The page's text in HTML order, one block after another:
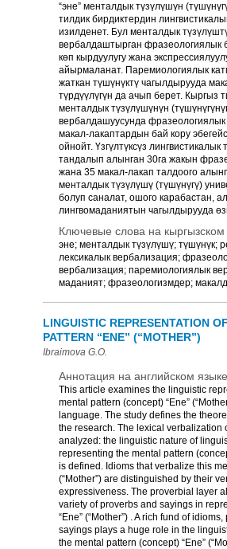
“эне” менталдык түзүлүшүн
тилдик бирдиктердин
изилденет. Бул менталдык
вербалдаштырган фразеологиялык
көп кырдуулугу жана
айырмаланат. Паремиологиялык
жаткан түшүнүктү чагылдырууда
түрдүүлүгүн да ачып берет. Кыргыз
менталдык түзүлүшүнүн
вербалдашуусунда
макал-лакаптардын бай кору
ойнойт. Үзгүлтүксүз
тандалып алынган 30га жакын
жана 35 макал-лакап талдоого
менталдык түзүлүшү (түшүнүгү)
болуп саналат, ошого карабастан,
лингвомаданиятын чагылдырууда
Ключевые слова на кыргызском
эне; менталдык түзүлүшү; түшүнүк;
лексикалык вербализация;
вербализация; паремиологиялык
маданият; фразеологизмдер;
LINGUISTIC REPRESENTATION
PATTERN “ENE” (“MOTHER”)
Ibraimova G.O.
Аннотация на английском
This article examines the linguistic
mental pattern (concept) “Ene”
language. The study defines the
the research. The lexical verbalization
analyzed: the linguistic nature of
representing the mental pattern
is defined. Idioms that verbalize this
(“Mother”) are distinguished by their
expressiveness. The proverbial layer
variety of proverbs and sayings in
“Ene” (“Mother”) . A rich fund of
sayings plays a huge role in the
the mental pattern (concept) “Ene”